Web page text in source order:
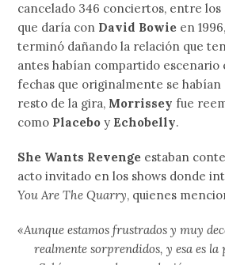
cancelado 346 conciertos, entre los
que daría con David Bowie en
terminó dañando la relación que
antes habían compartido escenario
fechas que originalmente se habían
resto de la gira, Morrissey fue
como Placebo y Echobelly.
She Wants Revenge estaban
acto invitado en los shows donde
You Are The Quarry, quienes
«Aunque estamos frustrados y muy
realmente sorprendidos, y esa es